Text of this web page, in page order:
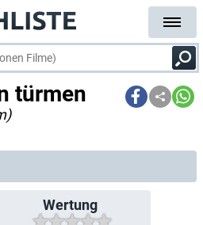
türmen
Wertung